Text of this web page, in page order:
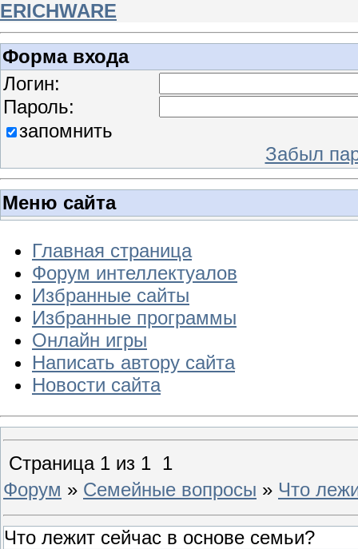
ERICHWARE
Форма входа
Логин:
Пароль:
запомнить
Забыл
Меню сайта
Главная страница
Форум интеллектуалов
Избранные сайты
Избранные программы
Онлайн игры
Написать автору сайта
Новости сайта
Страница 1 из 1 1
Форум » Семейные вопросы » Что
Что лежит сейчас в основе семьи?